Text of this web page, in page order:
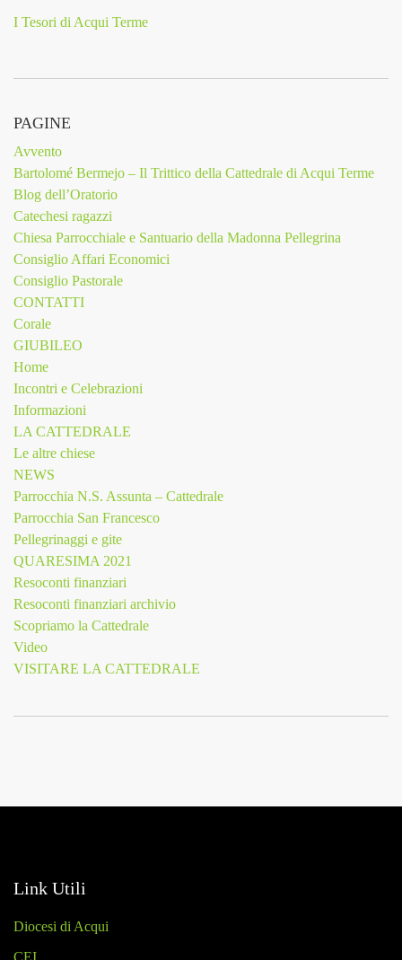
I Tesori di Acqui Terme
PAGINE
Avvento
Bartolomé Bermejo – Il Trittico della Cattedrale di Acqui Terme
Blog dell’Oratorio
Catechesi ragazzi
Chiesa Parrocchiale e Santuario della Madonna Pellegrina
Consiglio Affari Economici
Consiglio Pastorale
CONTATTI
Corale
GIUBILEO
Home
Incontri e Celebrazioni
Informazioni
LA CATTEDRALE
Le altre chiese
NEWS
Parrocchia N.S. Assunta – Cattedrale
Parrocchia San Francesco
Pellegrinaggi e gite
QUARESIMA 2021
Resoconti finanziari
Resoconti finanziari archivio
Scopriamo la Cattedrale
Video
VISITARE LA CATTEDRALE
Link Utili
Diocesi di Acqui
CEI